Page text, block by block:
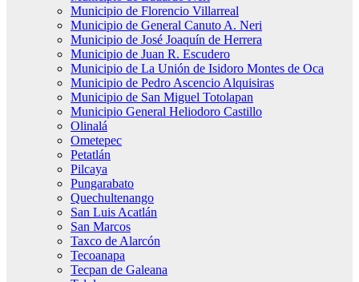
Municipio de Florencio Villarreal
Municipio de General Canuto A. Neri
Municipio de José Joaquín de Herrera
Municipio de Juan R. Escudero
Municipio de La Unión de Isidoro Montes de Oca
Municipio de Pedro Ascencio Alquisiras
Municipio de San Miguel Totolapan
Municipio General Heliodoro Castillo
Olinalá
Ometepec
Petatlán
Pilcaya
Pungarabato
Quechultenango
San Luis Acatlán
San Marcos
Taxco de Alarcón
Tecoanapa
Tecpan de Galeana